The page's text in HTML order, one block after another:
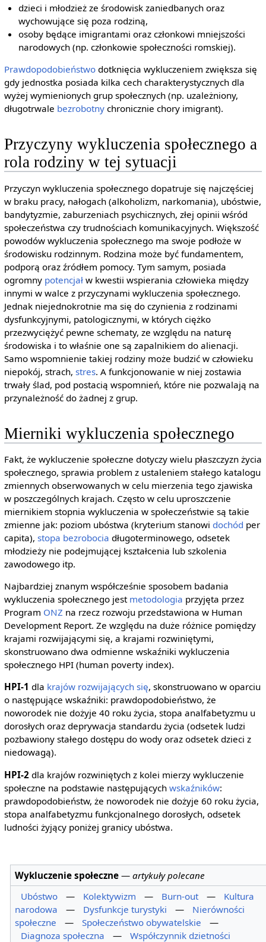
dzieci i młodzież ze środowisk zaniedbanych oraz
wychowujące się poza rodziną,
osoby będące imigrantami oraz członkowi mniejszości
narodowych (np. członkowie społeczności romskiej).
Prawdopodobieństwodotknięcia wykluczeniem zwiększa się
gdy jednostka posiada kilka cech charakterystycznych dla
wyżej wymienionych grup społecznych (np. uzależniony,
długotrwale bezrobotnychronicznie chory imigrant).
Przyczyny wykluczenia społecznego a
rola rodziny w tej sytuacji
Przyczyn wykluczenia społecznego dopatruje się najczęściej
w braku pracy, nałogach (alkoholizm, narkomania), ubóstwie,
bandytyzmie, zaburzeniach psychicznych, złej opinii wśród
społeczeństwa czy trudnościach komunikacyjnych. Większość
powodów wykluczenia społecznego ma swoje podłoże w
środowisku rodzinnym. Rodzina może być fundamentem,
podporą oraz źródłem pomocy. Tym samym, posiada
ogromny potencjałw kwestii wspierania człowieka między
innymi w walce z przyczynami wykluczenia społecznego.
Jednak niejednokrotnie ma się do czynienia z rodzinami
dysfunkcyjnymi, patologicznymi, w których ciężko
przezwyciężyć pewne schematy, ze względu na naturę
środowiska i to właśnie one są zapalnikiem do alienacji.
Samo wspomnienie takiej rodziny może budzić w człowieku
niepokój, strach, stres. A funkcjonowanie w niej zostawia
trwały ślad, pod postacią wspomnień, które nie pozwalają na
przynależność do żadnej z grup.
Mierniki wykluczenia społecznego
Fakt, że wykluczenie społeczne dotyczy wielu płaszczyzn życia
społecznego, sprawia problem z ustaleniem stałego katalogu
zmiennych obserwowanych w celu mierzenia tego zjawiska
w poszczególnych krajach. Często w celu uproszczenie
miernikiem stopnia wykluczenia w społeczeństwie są takie
zmienne jak: poziom ubóstwa (kryterium stanowi dochód per
capita), stopa bezrobocia długoterminowego, odsetek
młodzieży nie podejmującej kształcenia lub szkolenia
zawodowego itp.
Najbardziej znanym współcześnie sposobem badania
wykluczenia społecznego jest metodologia przyjęta przez
Program ONZ na rzecz rozwoju przedstawiona w Human
Development Report. Ze względu na duże różnice pomiędzy
krajami rozwijającymi się, a krajami rozwiniętymi,
skonstruowano dwa odmienne wskaźniki wykluczenia
społecznego HPI (human poverty index).
HPI-1 dla krajów rozwijających się, skonstruowano w oparciu
o następujące wskaźniki: prawdopodobieństwo, że
noworodek nie dożyje 40 roku życia, stopa analfabetyzmu u
dorosłych oraz deprywacja standardu życia (odsetek ludzi
pozbawiony stałego dostępu do wody oraz odsetek dzieci z
niedowagą).
HPI-2dla krajów rozwiniętych z kolei mierzy wykluczenie
społeczne na podstawie następujących wskaźników:
prawdopodobieństw, że noworodek nie dożyje 60 roku życia,
stopa analfabetyzmu funkcjonalnego dorosłych, odsetek
ludności żyjący poniżej granicy ubóstwa.
Wykluczenie społeczne —artykuły polecane
Ubóstwo
— Kolektywizm — Burn-out —
Kultura
narodowa
— Dysfunkcje turystyki —
Nierówności
społeczne
— Społeczeństwo obywatelskie
—
Diagnoza społeczna
— Współczynnik dzietności